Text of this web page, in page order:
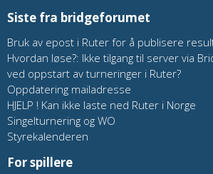
Siste fra bridgeforumet
Bruk av epost i Ruter for å publisere
Hvordan løse?: Ikke tilgang til server via
ved oppstart av turneringer i Ruter?
Oppdatering mailadresse
HJELP ! Kan ikke laste ned Ruter i Norge
Singelturnering og WO
Styrekalenderen
For spillere